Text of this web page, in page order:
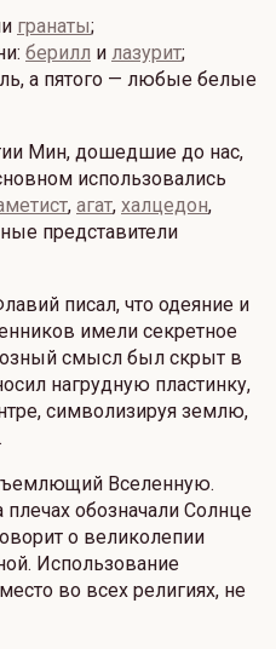
гранаты;
берилл и лазурит;
а пятого — любые белые
Мин, дошедшие до нас,
использовались
, агат, халцедон,
представители
писал, что одеяние и
имели секретное
смысл был скрыт в
нагрудную пластинку,
символизируя землю,
Вселенную.
плечах обозначали Солнце
о великолепии
Использование
во всех религиях, не